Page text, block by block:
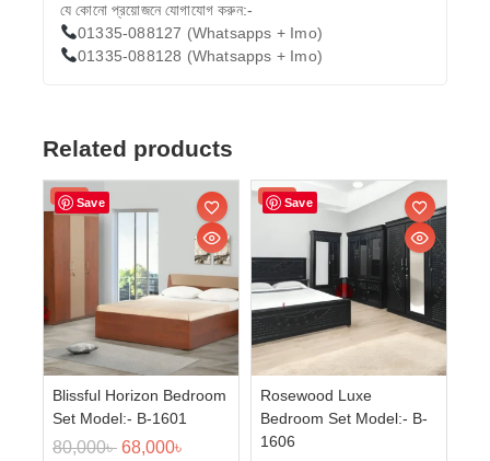
যে কোনো প্রয়োজনে যোগাযোগ করুন:-
01335-088127 (Whatsapps + Imo)
01335-088128 (Whatsapps + Imo)
Related products
Save
Sale!
Blissful Horizon Bedroom
Set Model:- B-1601
80,000৳ 68,000৳
Save
Sale!
Rosewood Luxe
Bedroom Set Model:- B-
1606